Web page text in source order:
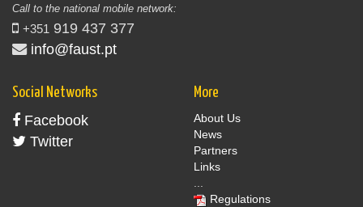
Call to the national mobile network:
+351 919 437 377
info@faust.pt
Social Networks
Facebook
Twitter
More
About Us
News
Partners
Links
...
Regulations